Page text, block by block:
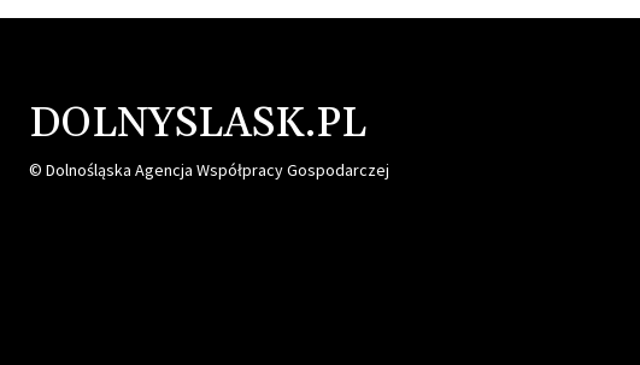
DOLNYSLASK.PL
© Dolnośląska Agencja Współpracy Gospodarczej